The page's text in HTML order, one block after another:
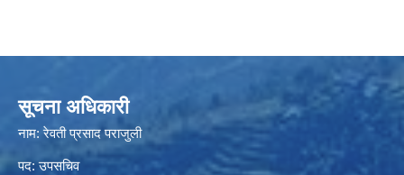
सूचना अधिकारी
नाम: रेवती प्रसाद पराजुली
पद: उपसचिव